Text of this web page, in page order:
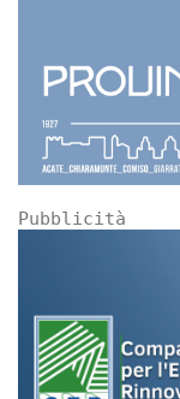
Pubblicità